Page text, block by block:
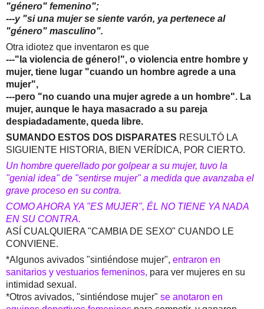
"género" femenino";
---y "si una mujer se siente varón, ya pertenece al
"género" masculino".
Otra idiotez que inventaron es que
---"la violencia de género!", o violencia entre hombre y
mujer, tiene lugar "cuando un hombre agrede a una
mujer",
---pero "no cuando una mujer agrede a un hombre". La
mujer, aunque le haya masacrado a su pareja
despiadadamente, queda libre.
SUMANDO ESTOS DOS DISPARATES RESULTÓ LA
SIGUIENTE HISTORIA, BIEN VERÍDICA, POR CIERTO.
Un hombre querellado por golpear a su mujer, tuvo la
"genial idea" de "sentirse mujer" a medida que avanzaba el
grave proceso en su contra.
COMO AHORA YA "ES MUJER", ÉL NO TIENE YA NADA
EN SU CONTRA.
ASÍ CUALQUIERA "CAMBIA DE SEXO" CUANDO LE
CONVIENE.
*Algunos avivados "sintiéndose mujer", entraron en
sanitarios y vestuarios femeninos, para ver mujeres en su
intimidad sexual.
*Otros avivados, "sintiéndose mujer" se anotaron en